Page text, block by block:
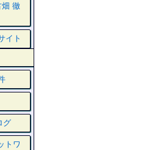
畑 徹
イト
グ
トワ